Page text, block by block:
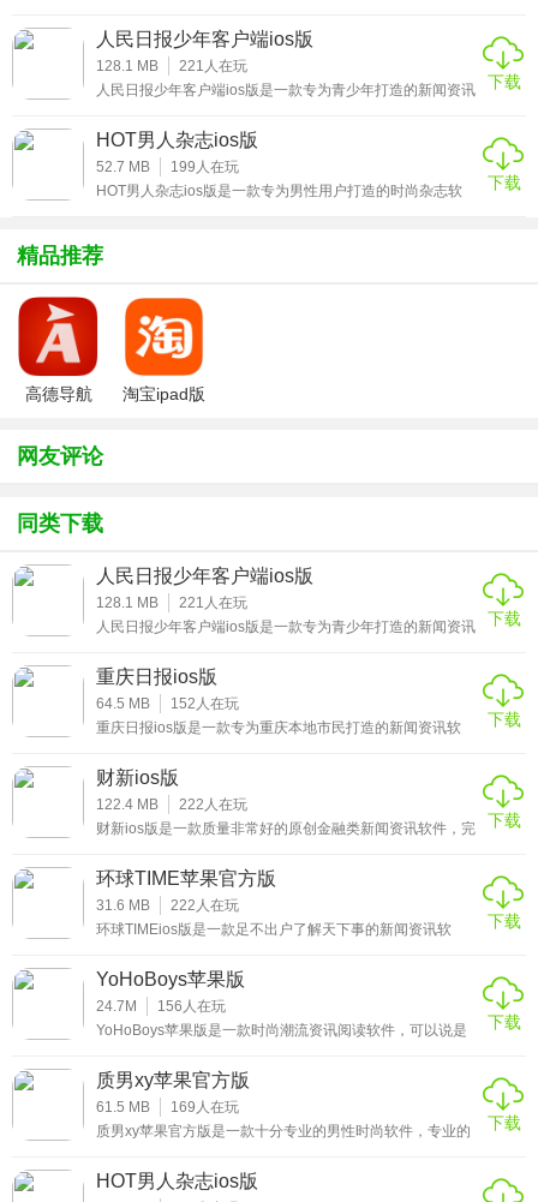
频。
★财新ios版软件优势
1、【财新校园行】专门为校园学子订制的优惠产品，进入
App—特供—财新商城—财新校园行;
型数据产品，多快好省，帮你享受数据资讯服务;
3、【海外购】上线，海外用户可以在商城中直接购买财新通
啦!进入App—特供—财新商城—海外购，即可下单购买;支持
海外账户VISA、MasterCard、JCB支付。
★财新ios版主要功能
更及时的行情依据;
2、【全球财经，CNBC视频点播】
知名全球财经电视台CNBC中文授权，即时点播视频，让您
随时了解全球经济动态;
“财新一线”，为您提供更加全面、快速、专业的金融资讯，让
您及时了解财经、金融动态;
4、【权威调查，重磅看财新】
《财新周刊》，财新最专业的调查记者深入一线，为您剖析
解读热点、重点事件，让您足出不户把脉中国政治经济;
5、【全面覆盖，财经大视野】
财新App汇聚金融、公司、宏观、政经、视频、大数据、文
化、消费、能源等领域，为您呈现全面的财经大视野;
6、【坚持原创，不做搬运工】
记者，每日为您带来100余篇原创资讯，让您看到一手原创权
界、金融界、产业界、学术界等社会精英提供日常所需的优
质、全方位金融信息服务，让广大用户可以足不出户了解天
下的金融事件，轻松掌握最新的金融类新闻资讯，感兴趣的
小伙伴赶紧来下载这款财新ios版体验吧。
人民日报少年客户端ios版
128.1 MB 221 人在玩
人民日报少年客户端ios版是一款专为青少年打造的新闻资讯
广大用户们带来更好的新闻阅读体验，用户们可以在这里更
好的阅读各种最新的新闻资讯。平台为广大用户带来了丰富
的新闻信资讯容和更精致的布局设计，让用户获得更好的新
闻信息阅读体验，感兴趣的小伙伴赶紧来下载这款人民日报
下载
HOT男人杂志ios版
52.7 MB 199 人在玩
HOT男人杂志ios版是一款专为男性用户打造的时尚杂志软
完整，各种情感与性方面的交流方式，男生们的情调、体
育、健身护肤等应有尽有，让你从此变得更加时尚，感兴趣
下载
精品推荐
高德导航
淘宝ipad版
网友评论
同类下载
人民日报少年客户端ios版
128.1 MB 221 人在玩
人民日报少年客户端ios版是一款专为青少年打造的新闻资讯
广大用户们带来更好的新闻阅读体验，用户们可以在这里更
好的阅读各种最新的新闻资讯。平台为广大用户带来了丰富
的新闻信资讯容和更精致的布局设计，让用户获得更好的新
闻信息阅读体验，感兴趣的小伙伴赶紧来下载这款人民日报
下载
重庆日报ios版
64.5 MB 152 人在玩
重庆日报ios版是一款专为重庆本地市民打造的新闻资讯软
频、电子商务等信息服务于一体，可以为广大重庆用户们24
小时更新最新的重庆本地新闻，及时推送各类突发新闻，信
息全面，让你足不出户就可以抢先知道最新的新闻热点，感
兴趣的小伙伴赶紧来下载这款重庆日报ios版体验吧。
下载
财新ios版
122.4 MB 222 人在玩
财新ios版是一款质量非常好的原创金融类新闻资讯软件，完
界、金融界、产业界、学术界等社会精英提供日常所需的优
质、全方位金融信息服务，让广大用户可以足不出户了解天
下的金融事件，轻松掌握最新的金融类新闻资讯，感兴趣的
小伙伴赶紧来下载这款财新ios版体验吧。
下载
环球TIME苹果官方版
31.6 MB 222 人在玩
环球TIMEios版是一款足不出户了解天下事的新闻资讯软
世界的视野，全方位呈现出最具权威深度的新闻资讯信息。
拥有一支最早走出国门的专业报道队伍，驻外特派特派记者
已遍布全球150多个国家和地区，能迅速、准确地用中英文
双语报道世界各地动态，感兴趣的小伙伴赶紧来下载这款环
下载
YoHoBoys苹果版
24.7M 156 人在玩
YoHoBoys苹果版是一款时尚潮流资讯阅读软件，可以说是
可以根据你的兴趣创建播放列表，并且所有的资讯内容都可
以在iPhone和iPad上以精美的格式进行展示，让广大用户可
以轻松了解最新的时尚内容，紧跟时尚潮流的步伐，感兴趣
的小伙伴赶紧来下载这款YoHoBoys苹果版体验吧。
下载
质男xy苹果官方版
61.5 MB 169 人在玩
质男xy苹果官方版是一款十分专业的男性时尚软件，专业的
咨询、指定产品搜索等咨询服务，轻松解决男性面部意见访
问的问题。当然，你也可以在世界各地收到时尚信息，购买
下载
HOT男人杂志ios版